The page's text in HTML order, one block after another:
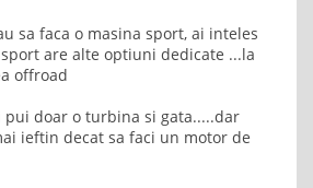
sa faca o masina sport, ai inteles
are alte optiuni dedicate ...la
offroad
doar o turbina si gata.....dar
ieftin decat sa faci un motor de